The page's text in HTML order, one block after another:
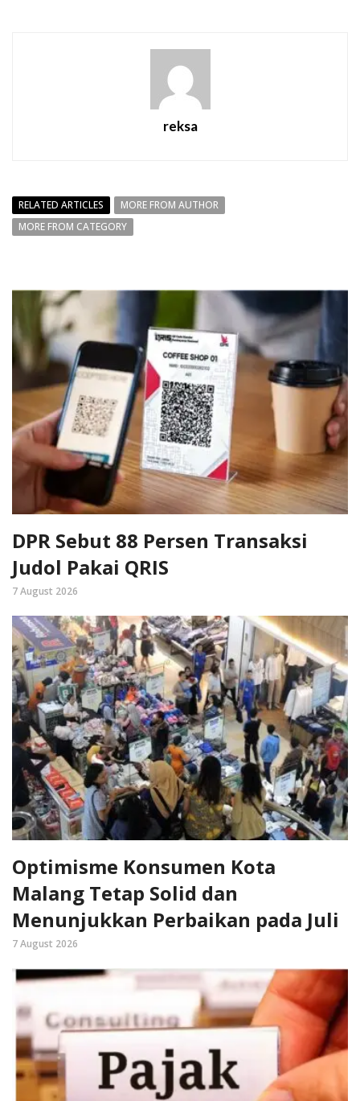
reksa
RELATED ARTICLES
MORE FROM AUTHOR
MORE FROM CATEGORY
DPR Sebut 88 Persen Transaksi
Judol Pakai QRIS
7 August 2026
Optimisme Konsumen Kota
Malang Tetap Solid dan
Menunjukkan Perbaikan pada Juli
7 August 2026